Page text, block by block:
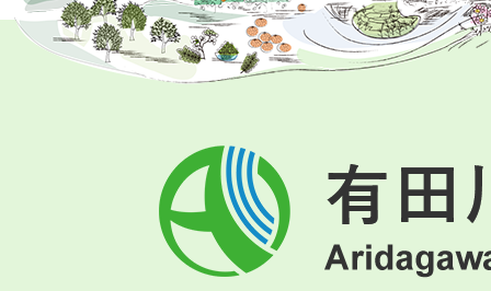
有
田
川
町